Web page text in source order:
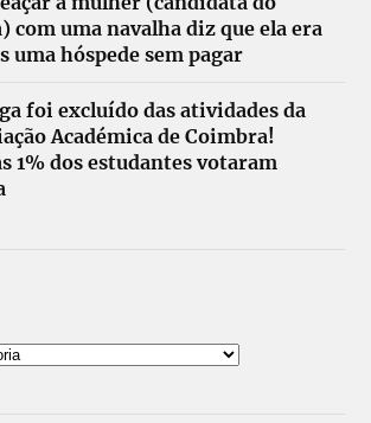
com uma navalha diz que ela era
uma hóspede sem pagar
foi excluído das atividades da
Académica de Coimbra!
1% dos estudantes votaram